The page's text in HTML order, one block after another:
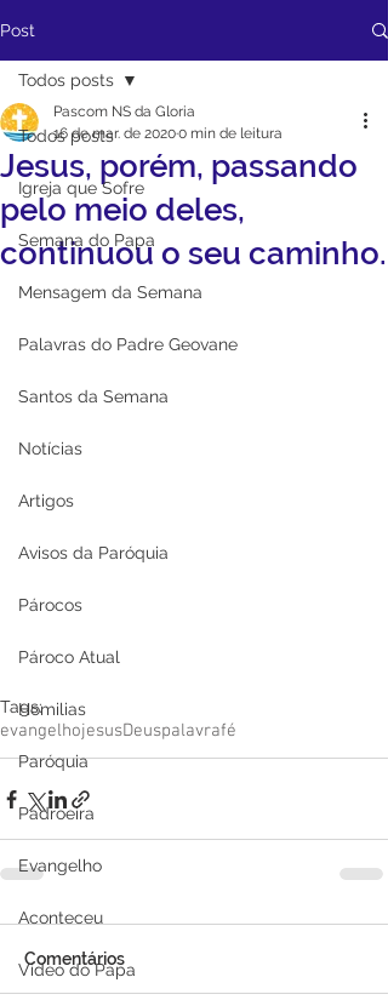
Post
Todos posts
Igreja que Sofre
Semana do Papa
Mensagem da Semana
Palavras do Padre Geovane
Santos da Semana
Notícias
Artigos
Avisos da Paróquia
Párocos
Pároco Atual
Homilias
Paróquia
Padroeira
Evangelho
Aconteceu
Video do Papa
Todos posts
Jesus, porém, passando
pelo meio deles,
continuou o seu caminho.
Pascom NS da Gloria
16 de mar. de 20200 min de leitura
Tags:
evangelhojesusDeuspalavrafé
Comentários